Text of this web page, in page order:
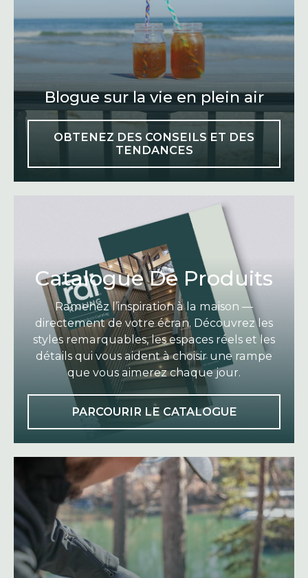
Blogue sur la vie en plein air
OBTENEZ DES CONSEILS ET DES
TENDANCES
Catalogue De Produits
Ramenez l’inspiration à la maison —
directement de votre écran. Découvrez les
styles remarquables, les espaces réels et les
détails qui vous aident à choisir une rampe
que vous aimerez chaque jour.
PARCOURIR LE CATALOGUEO
S
I
N
A
N
E
W
T
A